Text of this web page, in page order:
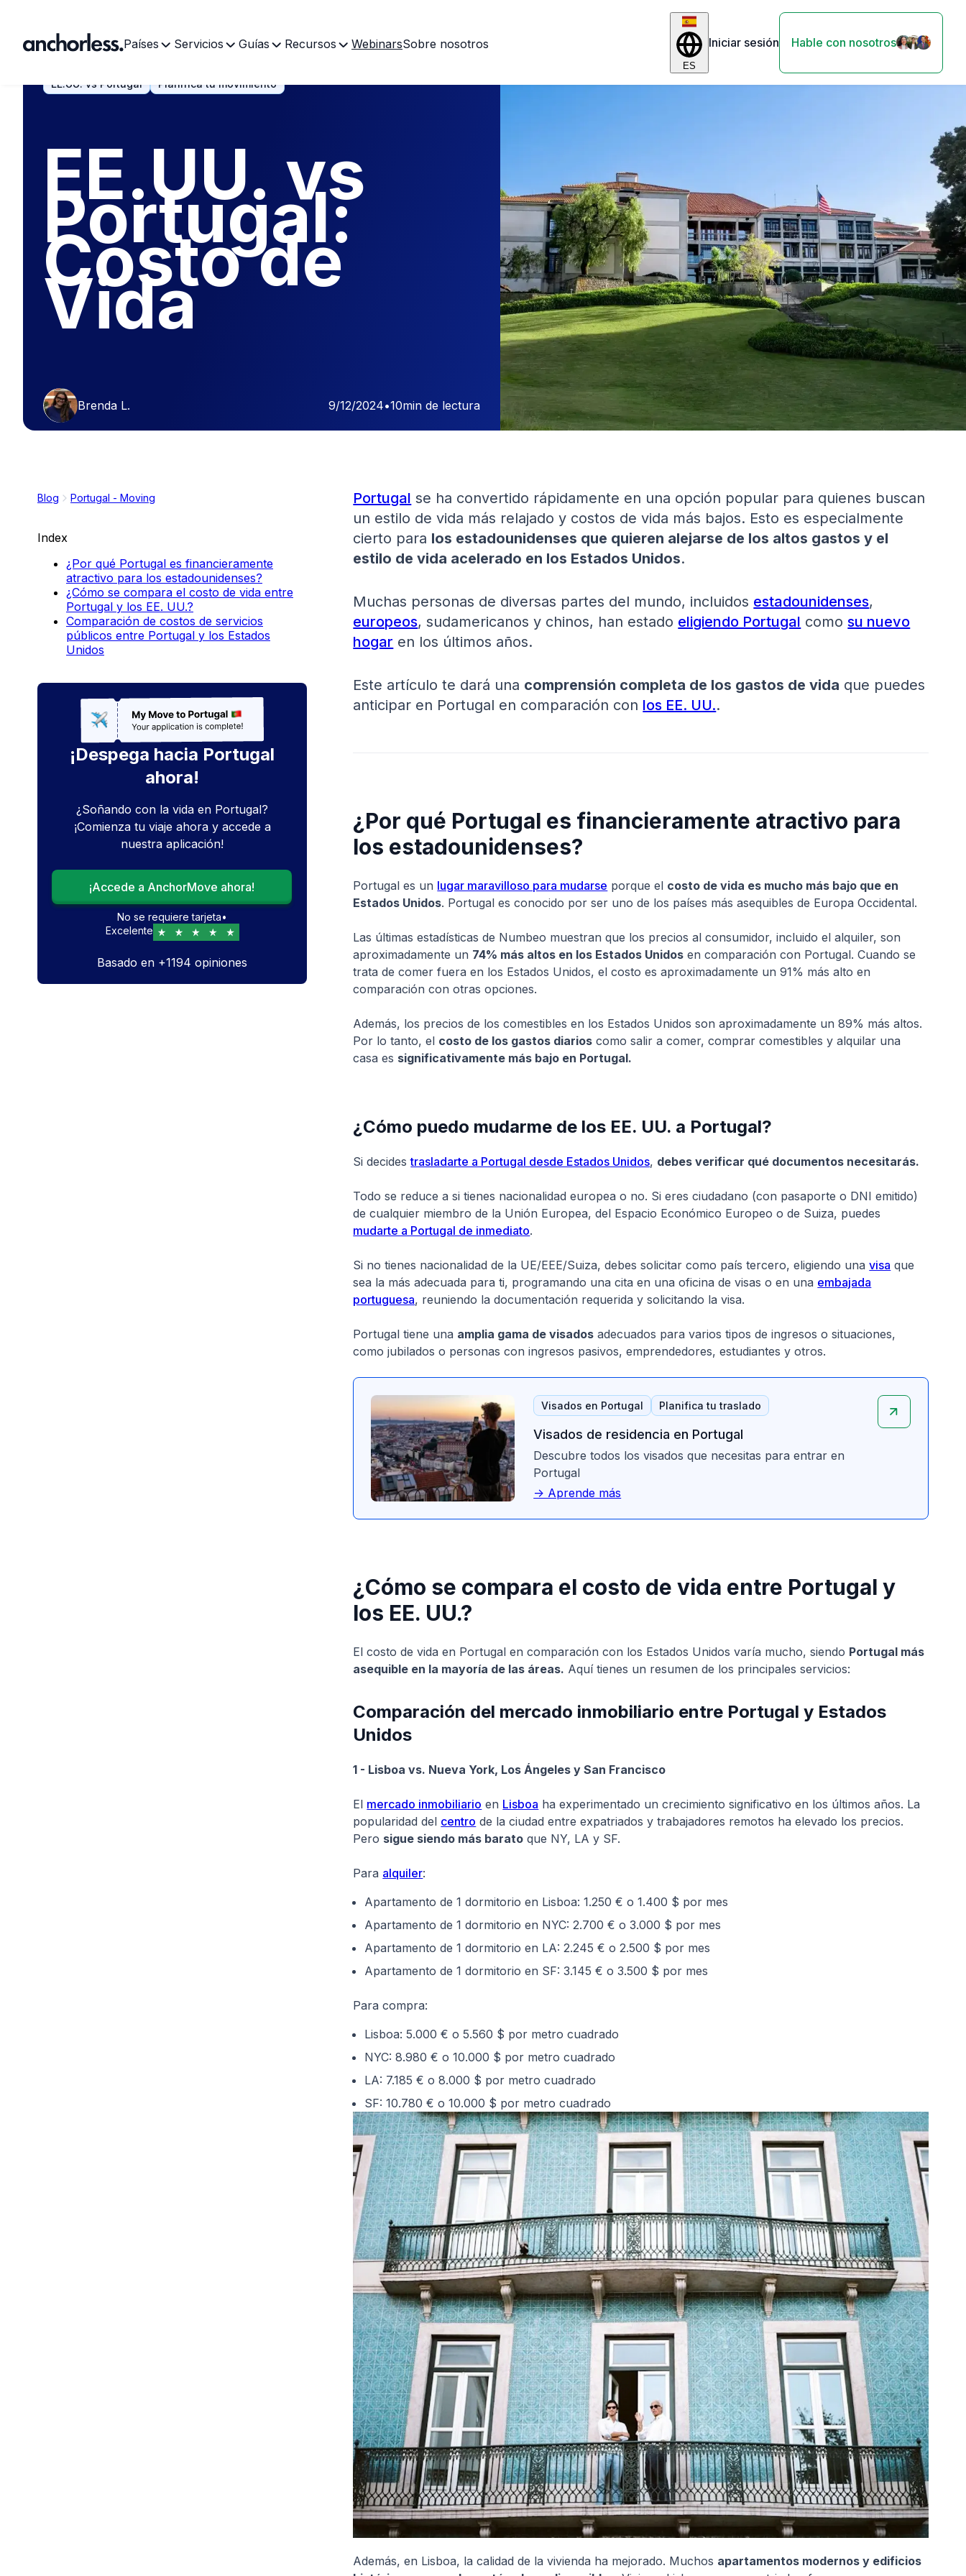
Países Servicios Guías Recursos WebinarsSobre nosotros
ES
Iniciar sesión Hable con nosotros
EE.UU. vs Portugal Planifica tu movimiento
EE.UU. vs
Portugal:
Costo de
Vida
Brenda L. 9/12/2024•10min de lectura
Blog Portugal - Moving
Index
¿Por qué Portugal es financieramente
atractivo para los estadounidenses?
¿Cómo se compara el costo de vida entre
Portugal y los EE. UU.?
Comparación de costos de servicios
públicos entre Portugal y los Estados
Unidos
¡Despega hacia Portugal
ahora!
¿Soñando con la vida en Portugal?
¡Comienza tu viaje ahora y accede a
nuestra aplicación!
¡Accede a AnchorMove ahora!
No se requiere tarjeta•
Excelente
Basado en +1194 opiniones
Portugal se ha convertido rápidamente en una opción popular para quienes buscan
un estilo de vida más relajado y costos de vida más bajos. Esto es especialmente
cierto para los estadounidenses que quieren alejarse de los altos gastos y el
estilo de vida acelerado en los Estados Unidos.
Muchas personas de diversas partes del mundo, incluidos estadounidenses,
europeos, sudamericanos y chinos, han estado eligiendo Portugal comosu nuevo
hogar en los últimos años.
Este artículo te dará una comprensión completa de los gastos de vida que puedes
anticipar en Portugal en comparación con los EE. UU..
¿Por qué Portugal es financieramente atractivo para
los estadounidenses?
Portugal es un lugar maravilloso para mudarse porque el costo de vida es mucho más bajo que en
Estados Unidos. Portugal es conocido por ser uno de los países más asequibles de Europa Occidental.
Las últimas estadísticas de Numbeo muestran que los precios al consumidor, incluido el alquiler, son
aproximadamente un 74% más altos en los Estados Unidos en comparación con Portugal. Cuando se
trata de comer fuera en los Estados Unidos, el costo es aproximadamente un 91% más alto en
comparación con otras opciones.
Además, los precios de los comestibles en los Estados Unidos son aproximadamente un 89% más altos.
Por lo tanto, el costo de los gastos diarios como salir a comer, comprar comestibles y alquilar una
casa es significativamente más bajo en Portugal.
¿Cómo puedo mudarme de los EE. UU. a Portugal?
Si decidestrasladarte a Portugal desde Estados Unidos, debes verificar qué documentos necesitarás.
Todo se reduce a si tienes nacionalidad europea o no. Si eres ciudadano (con pasaporte o DNI emitido)
de cualquier miembro de la Unión Europea, del Espacio Económico Europeo o de Suiza, puedes
mudarte a Portugal de inmediato.
Si no tienes nacionalidad de la UE/EEE/Suiza, debes solicitar como país tercero, eligiendo unavisa que
sea la más adecuada para ti, programando una cita en una oficina de visas o en una embajada
portuguesa, reuniendo la documentación requerida y solicitando la visa.
Portugal tiene una amplia gama de visados adecuados para varios tipos de ingresos o situaciones,
como jubilados o personas con ingresos pasivos, emprendedores, estudiantes y otros.
Visados en Portugal Planifica tu traslado
Visados de residencia en Portugal
Descubre todos los visados que necesitas para entrar en
Portugal
-> Aprende más
¿Cómo se compara el costo de vida entre Portugal y
los EE. UU.?
El costo de vida en Portugal en comparación con los Estados Unidos varía mucho, siendo Portugal más
asequible en la mayoría de las áreas. Aquí tienes un resumen de los principales servicios:
Comparación del mercado inmobiliario entre Portugal y Estados
Unidos
1 - Lisboa vs. Nueva York, Los Ángeles y San Francisco
El mercado inmobiliario en Lisboa ha experimentado un crecimiento significativo en los últimos años. La
popularidad del centro de la ciudad entre expatriados y trabajadores remotos ha elevado los precios.
Pero sigue siendo más barato que NY, LA y SF.
Para alquiler:
Apartamento de 1 dormitorio en Lisboa: 1.250 € o 1.400 $ por mes
Apartamento de 1 dormitorio en NYC: 2.700 € o 3.000 $ por mes
Apartamento de 1 dormitorio en LA: 2.245 € o 2.500 $ por mes
Apartamento de 1 dormitorio en SF: 3.145 € o 3.500 $ por mes
Para compra:
Lisboa: 5.000 € o 5.560 $ por metro cuadrado
NYC: 8.980 € o 10.000 $ por metro cuadrado
LA: 7.185 € o 8.000 $ por metro cuadrado
SF: 10.780 € o 10.000 $ por metro cuadrado
Además, en Lisboa, la calidad de la vivienda ha mejorado. Muchos apartamentos modernos y edificios